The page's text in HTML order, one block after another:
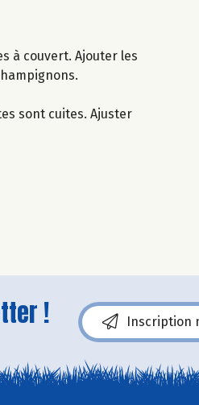
à couvert. Ajouter les
sont cuites. Ajuster
! Inscription